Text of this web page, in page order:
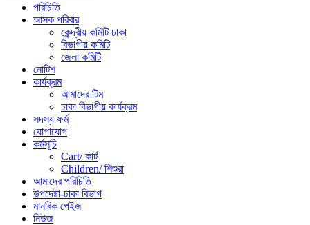
পরিচিতি
আসক পরিবার
কেন্দ্রীয় কমিটি ঢাকা
বিভাগীয় কমিটি
জেলা কমিটি
নোটিশ
কার্যক্রম
আমাদের টিম
ঢাকা বিভাগীয় কার্যক্রম
সদস্য ফর্ম
যোগাযোগ
কর্মসূচি
Cart/ কার্ট
Children/ শিশুরা
আমাদের পরিচিতি
উপদেষ্টা-ঢাকা বিভাগ
মানবিক পেইজ
নিউজ